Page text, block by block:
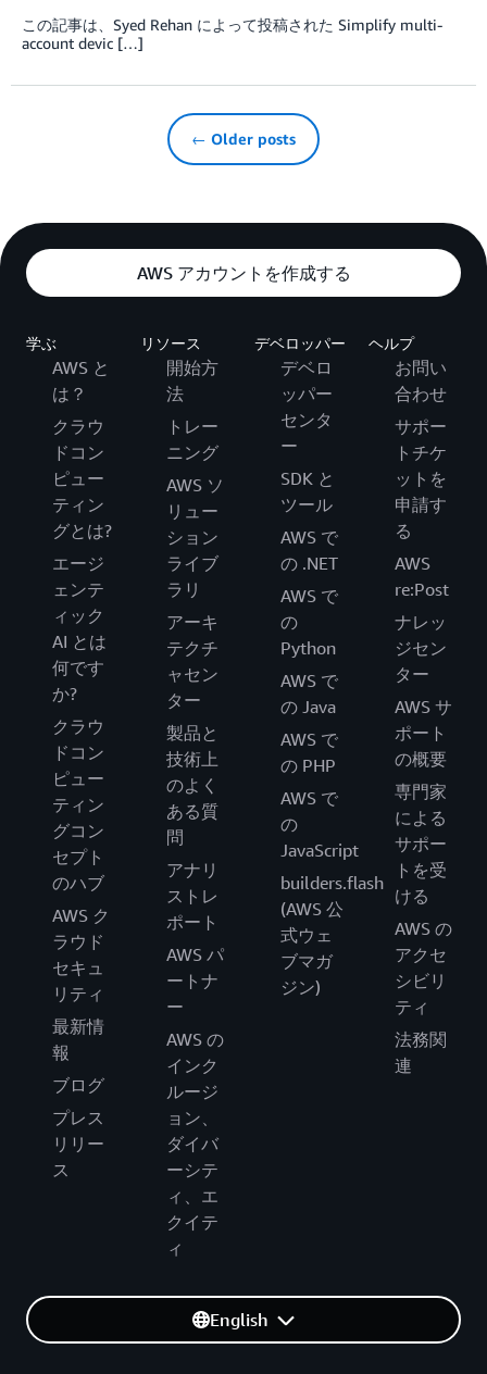
この記事は、Syed Rehan によって投稿された Simplify multi-
account devic […]
← Older posts
AWS アカウントを作成する
学ぶ
AWS と
は？
クラウ
ドコン
ピュー
ティン
グとは?
エージ
ェンテ
ィック
AI とは
何です
か?
クラウ
ドコン
ピュー
ティン
グコン
セプト
のハブ
AWS ク
ラウド
セキュ
リティ
最新情
報
ブログ
プレス
リリー
ス
リソース
開始方
法
トレー
ニング
AWS ソ
リュー
ション
ライブ
ラリ
アーキ
テクチ
ャセン
ター
製品と
技術上
のよく
ある質
問
アナリ
ストレ
ポート
AWS パ
ートナ
ー
AWS の
インク
ルージ
ョン、
ダイバ
ーシテ
ィ、エ
クイテ
ィ
デベロッパー
デベロ
ッパー
センタ
ー
SDK と
ツール
AWS で
の .NET
AWS で
の
Python
AWS で
の Java
AWS で
の PHP
AWS で
の
JavaScript
builders.flash
(AWS 公
式ウェ
ブマガ
ジン)
ヘルプ
お問い
合わせ
サポー
トチケ
ットを
申請す
る
AWS
re:Post
ナレッ
ジセン
ター
AWS サ
ポート
の概要
専門家
による
サポー
トを受
ける
AWS の
アクセ
シビリ
ティ
法務関
連
English